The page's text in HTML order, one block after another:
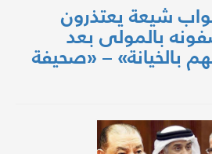
شيعة يعتذرون
بالمولى بعد
بالخيانة» – «صحيفة